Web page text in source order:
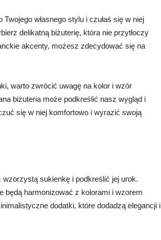
własnego stylu i czułaś się w niej
delikatną biżuterię, która nie przytłoczy
akcenty, możesz zdecydować się na
warto zwrócić uwagę na kolor i wzór
biżuteria może podkreślić nasz wygląd i
się w niej komfortowo i wyrazić swoją
sukienkę i podkreślić jej urok.
będą harmonizować z kolorami i wzorem
dodatki, które dodadzą elegancji i